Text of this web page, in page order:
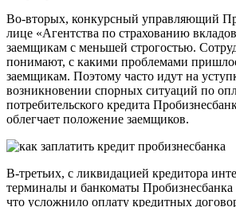
Во-вторых, конкурсный управляющий
лице «Агентства по страхованию
заемщикам с меньшей строгостью.
понимают, с какими проблемами
заемщикам. Поэтому часто идут на
возникновении спорных ситуаций по
потребительского кредита
облегчает положение заемщиков.
В-третьих, с ликвидацией кредитора
терминалы и банкоматы Пробизнесбанка
что усложнило оплату кредитных